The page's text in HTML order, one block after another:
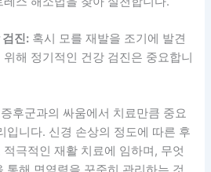
검진: 혹시 모를 재발을 조기에 발견
해 정기적인 건강 검진은 중요합니
후군과의 싸움에서 치료만큼 중요
입니다. 신경 손상의 정도에 따른 후
극적인 재활 치료에 임하며, 무엇